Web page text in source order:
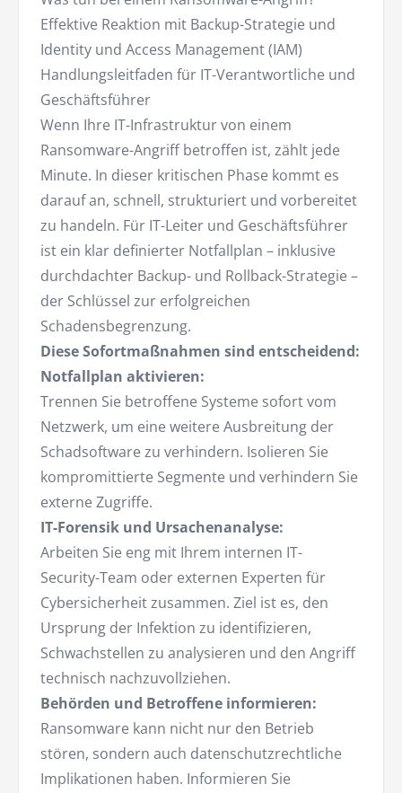
Effektive Reaktion mit Backup-Strategie und
Identity und Access Management (IAM)
Handlungsleitfaden für IT-Verantwortliche und
Geschäftsführer
Wenn Ihre IT-Infrastruktur von einem
Ransomware-Angriff betroffen ist, zählt jede
Minute. In dieser kritischen Phase kommt es
darauf an, schnell, strukturiert und vorbereitet
zu handeln. Für IT-Leiter und Geschäftsführer
ist ein klar definierter Notfallplan – inklusive
durchdachter Backup- und Rollback-Strategie –
der Schlüssel zur erfolgreichen
Schadensbegrenzung.
Diese Sofortmaßnahmen sind entscheidend:
Notfallplan aktivieren:
Trennen Sie betroffene Systeme sofort vom
Netzwerk, um eine weitere Ausbreitung der
Schadsoftware zu verhindern. Isolieren Sie
kompromittierte Segmente und verhindern Sie
externe Zugriffe.
IT-Forensik und Ursachenanalyse:
Arbeiten Sie eng mit Ihrem internen IT-
Security-Team oder externen Experten für
Cybersicherheit zusammen. Ziel ist es, den
Ursprung der Infektion zu identifizieren,
Schwachstellen zu analysieren und den Angriff
technisch nachzuvollziehen.
Behörden und Betroffene informieren:
Ransomware kann nicht nur den Betrieb
stören, sondern auch datenschutzrechtliche
Implikationen haben. Informieren Sie